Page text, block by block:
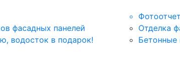
фасадных панелей
водосток в подарок!
Отделка
Бетонные